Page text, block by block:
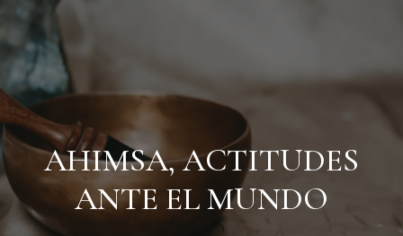
AHIMSA, ACTITUDES
ANTE EL MUNDO